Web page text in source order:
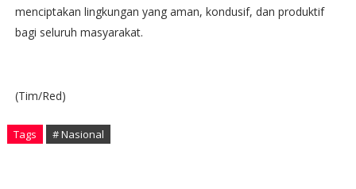
menciptakan lingkungan yang aman, kondusif, dan produktif
bagi seluruh masyarakat.
(Tim/Red)
Tags # Nasional